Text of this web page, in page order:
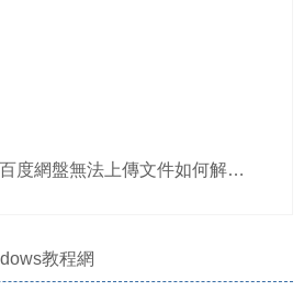
百度網盤無法上傳文件如何解決？
教程網